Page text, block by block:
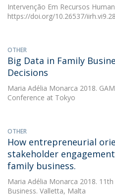
Intervenção Em Recursos
https://doi.org/10.26537/
OTHER
Big Data in Family
Decisions
Maria Adélia Monarca 2018.
Conference at Tokyo
OTHER
How entrepreneurial
stakeholder
family business.
Maria Adélia Monarca 2018.
Business. Valletta, Malta